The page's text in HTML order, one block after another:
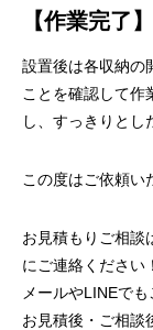
【作業完了】
設置後は各収納の
ことを確認して作
し、すっきりとし
この度はご依頼い
お見積もりご相談
にご連絡ください！
メールやLINEで
お見積後・ご相談